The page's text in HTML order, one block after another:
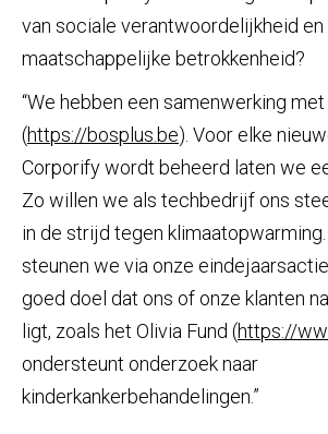
van sociale verantwoordelijkheid en
maatschappelijke betrokkenheid?
“We hebben een samenwerking
(https://bosplus.be). Voor elke
Corporify wordt beheerd laten we
Zo willen we als techbedrijf ons
in de strijd tegen
steunen we via onze
goed doel dat ons of onze klanten
ligt, zoals het Olivia Fund (https://
ondersteunt onderzoek naar
kinderkankerbehandelingen.”